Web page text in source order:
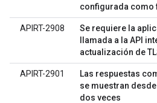
configurada como
APIRT-2908
Se requiere la
llamada a la API
actualización de
APIRT-2901
Las respuestas
se muestran
dos veces